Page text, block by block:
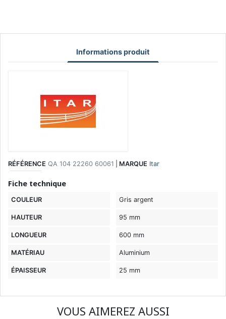
Informations produit
RÉFÉRENCE QA 104 22260 60061 MARQUE Itar
Fiche technique
COULEUR Gris argent
HAUTEUR 95 mm
LONGUEUR 600 mm
MATÉRIAU Aluminium
ÉPAISSEUR 25 mm
VOUS AIMEREZ AUSSI